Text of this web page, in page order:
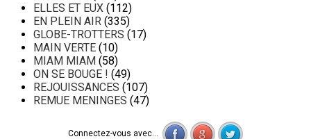
ELLES ET EUX (112)
EN PLEIN AIR (335)
GLOBE-TROTTERS (17)
MAIN VERTE (10)
MIAM MIAM (58)
ON SE BOUGE ! (49)
REJOUISSANCES (107)
REMUE MENINGES (47)
Connectez-vous avec...